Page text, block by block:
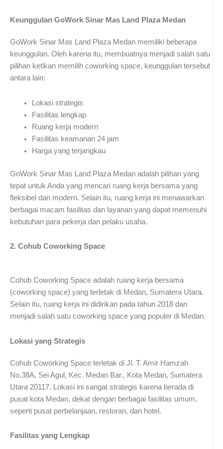
Keunggulan GoWork Sinar Mas Land Plaza Medan
GoWork Sinar Mas Land Plaza Medan memiliki beberapa
keunggulan. Oleh karena itu, membuatnya menjadi salah satu
pilihan ketikan memilih coworking space, keunggulan tersebut
antara lain:
Lokasi strategis
Fasilitas lengkap
Ruang kerja modern
Fasilitas keamanan 24 jam
Harga yang terjangkau
GoWork Sinar Mas Land Plaza Medan adalah pilihan yang
tepat untuk Anda yang mencari ruang kerja bersama yang
fleksibel dan modern. Selain itu, ruang kerja ini menawarkan
berbagai macam fasilitas dan layanan yang dapat memenuhi
kebutuhan para pekerja dan pelaku usaha.
2. Cohub Coworking Space
Cohub Coworking Space adalah ruang kerja bersama
(coworking space) yang terletak di Medan, Sumatera Utara.
Selain itu, ruang kerja ini didirikan pada tahun 2018 dan
menjadi salah satu coworking space yang populer di Medan.
Lokasi yang Strategis
Cohub Coworking Space terletak di Jl. T. Amir Hamzah
No.38A, Sei Agul, Kec. Medan Bar., Kota Medan, Sumatera
Utara 20117. Lokasi ini sangat strategis karena berada di
pusat kota Medan, dekat dengan berbagai fasilitas umum,
seperti pusat perbelanjaan, restoran, dan hotel.
Fasilitas yang Lengkap